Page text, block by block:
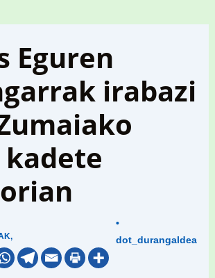
Eguren
irabazi
kadete
,
•
dot_durangaldea